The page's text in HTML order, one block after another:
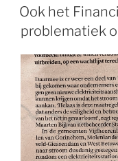
Ook het
problematiek